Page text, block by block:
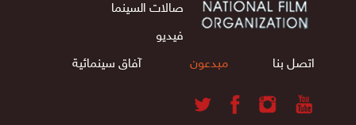
صالات السينما
فيديو
اتصل بنا
مبدعون آفاق سينمائية